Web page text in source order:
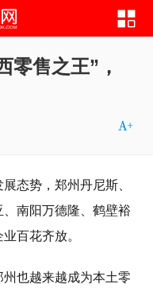
零售之王”，
态势，郑州丹尼斯、
南阳万德隆、鹤壁裕
百花齐放。
也越来越成为本土零